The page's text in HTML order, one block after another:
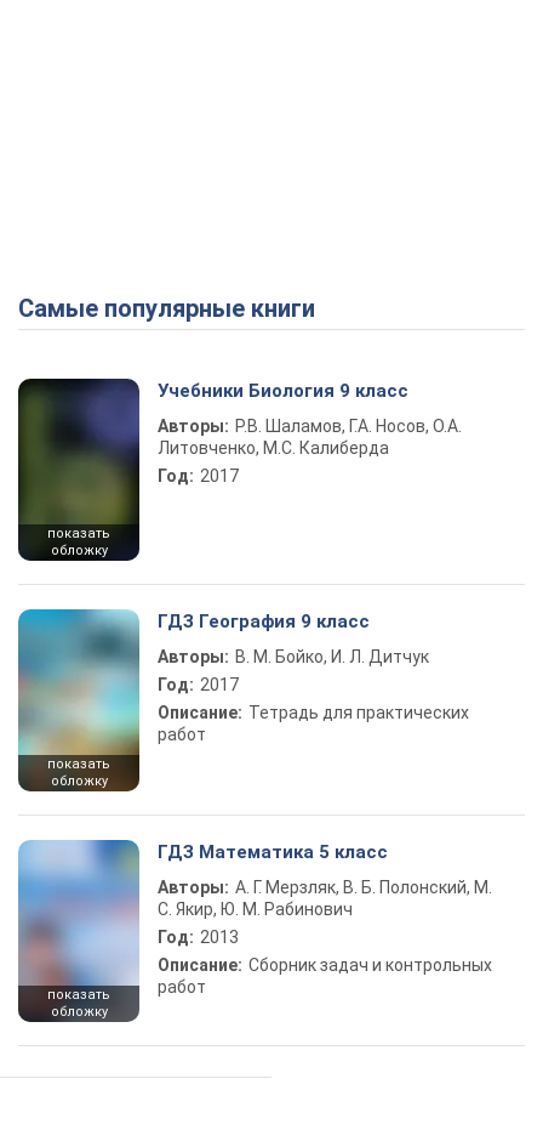
Самые популярные книги
показать
обложку
Учебники Биология 9 класс
Авторы: Р.В. Шаламов, Г.А. Носов, О.А.
Литовченко, М.С. Калиберда
Год: 2017
показать
обложку
ГДЗ География 9 класс
Авторы: В. М. Бойко, И. Л. Дитчук
Год: 2017
Описание: Тетрадь для практических
работ
показать
обложку
ГДЗ Математика 5 класс
Авторы: А. Г. Мерзляк, В. Б. Полонский, М.
С. Якир, Ю. М. Рабинович
Год: 2013
Описание: Сборник задач и контрольных
работ